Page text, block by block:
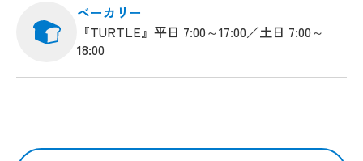
ベーカリー
『TURTLE』平日 7:00～17:00／土日 7:00～
18:00